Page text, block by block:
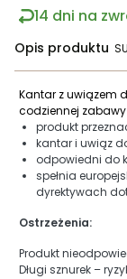
14 dni na
Opis produktu
Kantar z uwiązem
codziennej
produkt
kantar i uwiąz
odpowiedni do
spełnia
dyrektywach
Ostrzeżenia:
Produkt
Długi sznurek –